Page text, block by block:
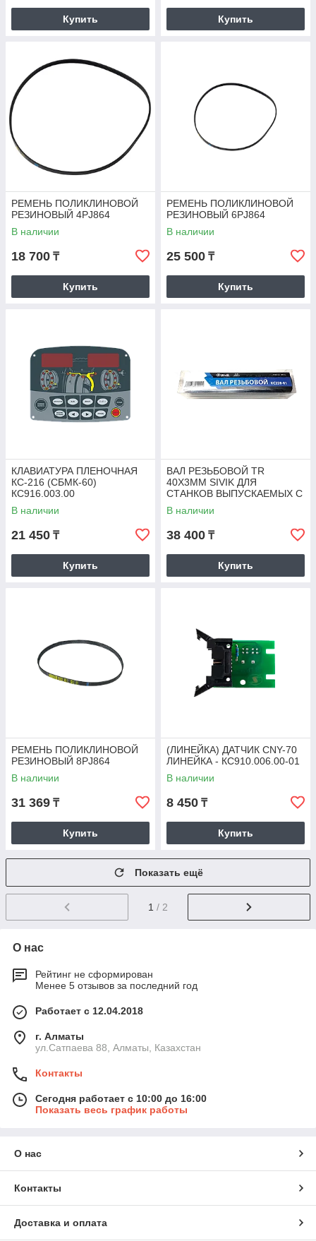
Купить Купить
РЕМЕНЬ ПОЛИКЛИНОВОЙ
РЕЗИНОВЫЙ 4РJ864
В наличии
18 700 ₸
Купить
РЕМЕНЬ ПОЛИКЛИНОВОЙ
РЕЗИНОВЫЙ 6РJ864
В наличии
25 500 ₸
Купить
КЛАВИАТУРА ПЛЕНОЧНАЯ
КС-216 (СБМК-60)
КС916.003.00
В наличии
21 450 ₸
Купить
ВАЛ РЕЗЬБОВОЙ TR
40Х3ММ SIVIK ДЛЯ
СТАНКОВ ВЫПУСКАЕМЫХ С
05.2022
В наличии
38 400 ₸
Купить
РЕМЕНЬ ПОЛИКЛИНОВОЙ
РЕЗИНОВЫЙ 8РJ864
В наличии
31 369 ₸
Купить
(ЛИНЕЙКА) ДАТЧИК CNY-70
ЛИНЕЙКА - КС910.006.00-01
В наличии
8 450 ₸
Купить
Показать ещё
1 / 2
О нас
Рейтинг не сформирован
Менее 5 отзывов за последний год
Работает с 12.04.2018
г. Алматы
ул.Сатпаева 88, Алматы, Казахстан
Контакты
Сегодня работает с 10:00 до 16:00
Показать весь график работы
О нас
Контакты
Доставка и оплата